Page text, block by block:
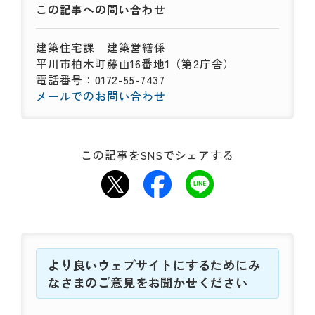
この記事への問い合わせ
建築住宅課 建築営繕係
平川市柏木町藤山16番地1（第2庁舎）
電話番号：0172-55-7437
メールでのお問い合わせ
この記事をSNSでシェアする
より良いウェブサイトにするためにみ
なさまのご意見をお聞かせください